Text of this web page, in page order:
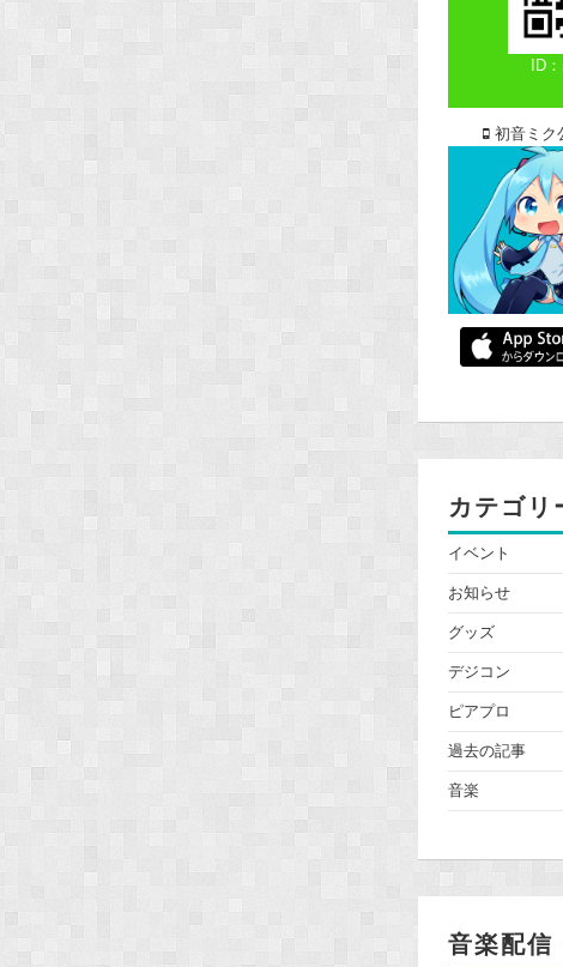
ID
初音ミク
カテゴリ
イベント
お知らせ
グッズ
デジコン
ピアプロ
過去の記事
音楽
音楽配信